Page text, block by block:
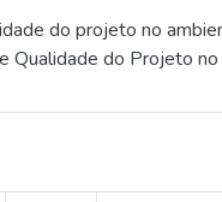
do projeto no
Qualidade do Projeto